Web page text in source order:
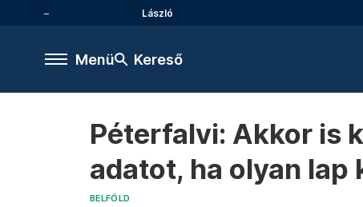
László
Menü Kereső
Péterfalvi: Akkor is
adatot, ha olyan
BELFÖLD